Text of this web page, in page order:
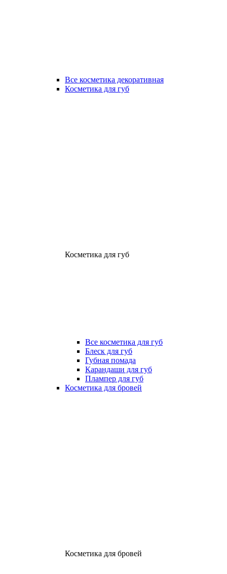
Все косметика декоративная
Косметика для губ
Косметика для губ
Все косметика для губ
Блеск для губ
Губная помада
Карандаши для губ
Плампер для губ
Косметика для бровей
Косметика для бровей